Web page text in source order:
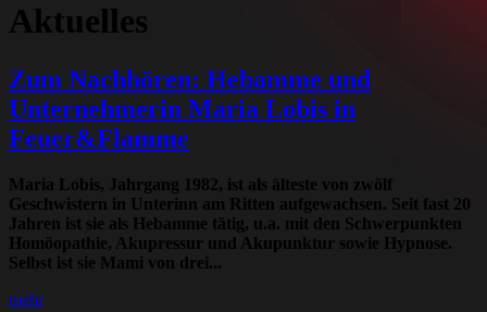
Aktuelles
Zum Nachhören: Hebamme und
Unternehmerin Maria Lobis in
Feuer&Flamme
Maria Lobis, Jahrgang 1982, ist als älteste von zwölf
Geschwistern in Unterinn am Ritten aufgewachsen. Seit fast 20
Jahren ist sie als Hebamme tätig, u.a. mit den Schwerpunkten
Homöopathie, Akupressur und Akupunktur sowie Hypnose.
Selbst ist sie Mami von drei...
mehr